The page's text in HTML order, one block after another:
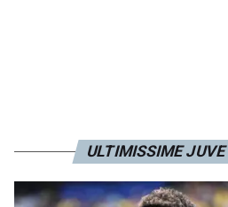
ULTIMISSIME JUVE